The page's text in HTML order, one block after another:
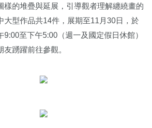
樣的堆疊與延展，引導觀者理解纏繞畫的
大型作品共14件，展期至11月30日，於
9:00至下午5:00（週一及國定假日休館）
友踴躍前往參觀。